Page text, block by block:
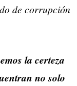
de corrupción
la certeza
no solo